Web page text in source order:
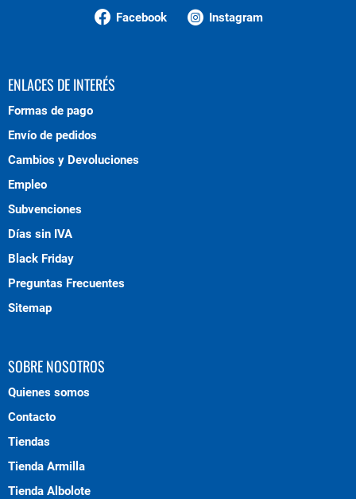
Facebook Instagram
ENLACES DE INTERÉS
Formas de pago
Envío de pedidos
Cambios y Devoluciones
Empleo
Subvenciones
Días sin IVA
Black Friday
Preguntas Frecuentes
Sitemap
SOBRE NOSOTROS
Quienes somos
Contacto
Tiendas
Tienda Armilla
Tienda Albolote